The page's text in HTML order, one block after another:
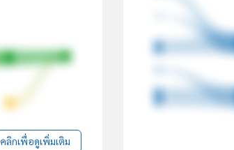
คลิกเพื่อดูเพิ่มเติม